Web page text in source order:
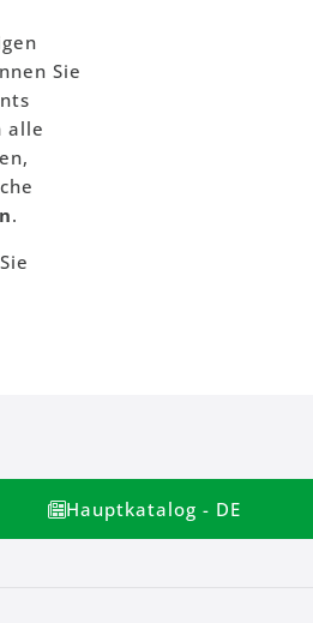
Sie
alle
.
Hauptkatalog - DE